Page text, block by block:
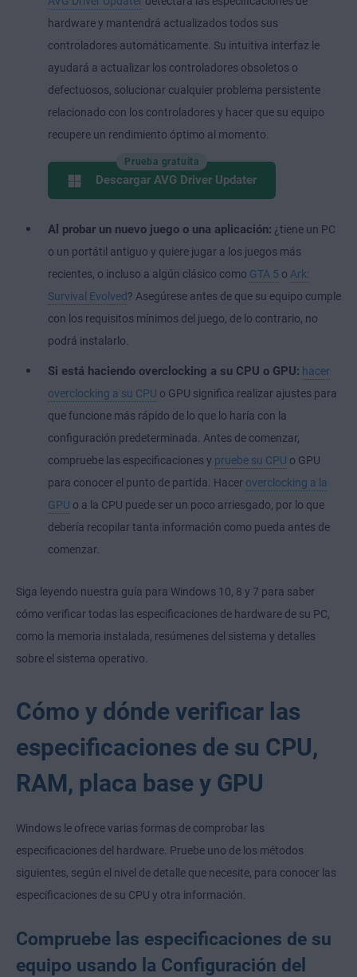
hardware y mantendrá actualizados todos sus
controladores automáticamente. Su intuitiva interfaz le
ayudará a actualizar los controladores obsoletos o
defectuosos, solucionar cualquier problema persistente
relacionado con los controladores y hacer que su equipo
recupere un rendimiento óptimo al momento.
Prueba gratuita
Descargar AVG Driver Updater
Al probar un nuevo juego o una aplicación: ¿tiene un PC
o un portátil antiguo y quiere jugar a los juegos más
recientes, o incluso a algún clásico como GTA 5 o Ark:
Survival Evolved ? Asegúrese antes de que su equipo cumple
con los requisitos mínimos del juego, de lo contrario, no
podrá instalarlo.
Si está haciendo overclocking a su CPU o GPU: hacer
overclocking a su CPU o GPU significa realizar ajustes para
que funcione más rápido de lo que lo haría con la
configuración predeterminada. Antes de comenzar,
compruebe las especificaciones y pruebe su CPU o GPU
para conocer el punto de partida. Hacer overclocking a la
GPU o a la CPU puede ser un poco arriesgado, por lo que
debería recopilar tanta información como pueda antes de
comenzar.
Siga leyendo nuestra guía para Windows 10, 8 y 7 para saber
cómo verificar todas las especificaciones de hardware de su PC,
como la memoria instalada, resúmenes del sistema y detalles
sobre el sistema operativo.
Cómo y dónde verificar las
especificaciones de su CPU,
RAM, placa base y GPU
Windows le ofrece varias formas de comprobar las
especificaciones del hardware. Pruebe uno de los métodos
siguientes, según el nivel de detalle que necesite, para conocer las
especificaciones de su CPU y otra información.
Compruebe las especificaciones de su
equipo usando la Configuración del